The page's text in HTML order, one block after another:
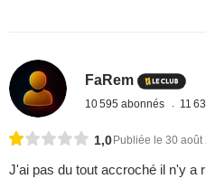
FaRem
10 595 abonnés 11
1,0 Publiée le 30 août
J'ai pas du tout accroché il n'y a